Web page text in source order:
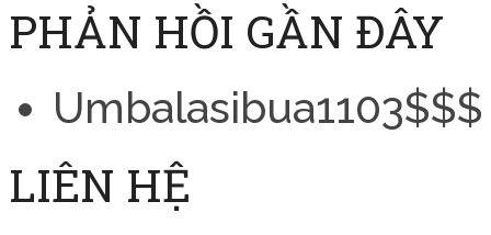
PHẢN HỒI GẦN ĐÂY
Umbalasibua1103$$$
LIÊN HỆ